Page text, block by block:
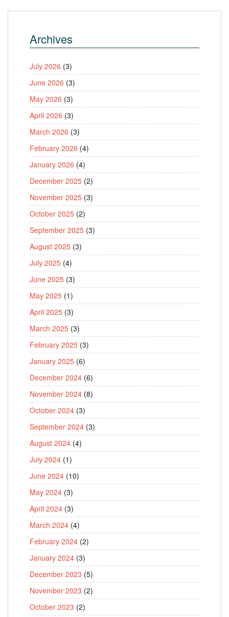
Archives
July 2026 (3)
June 2026 (3)
May 2026 (3)
April 2026 (3)
March 2026 (3)
February 2026 (4)
January 2026 (4)
December 2025 (2)
November 2025 (3)
October 2025 (2)
September 2025 (3)
August 2025 (3)
July 2025 (4)
June 2025 (3)
May 2025 (1)
April 2025 (3)
March 2025 (3)
February 2025 (3)
January 2025 (6)
December 2024 (6)
November 2024 (8)
October 2024 (3)
September 2024 (3)
August 2024 (4)
July 2024 (1)
June 2024 (10)
May 2024 (3)
April 2024 (3)
March 2024 (4)
February 2024 (2)
January 2024 (3)
December 2023 (5)
November 2023 (2)
October 2023 (2)